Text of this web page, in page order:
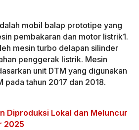
mobil balap prototipe yang
pembakaran dan motor listrik1.
mesin turbo delapan silinder
penggerak listrik. Mesin
unit DTM yang digunakan
pada tahun 2017 dan 2018.
Diproduksi Lokal dan Meluncur
2025